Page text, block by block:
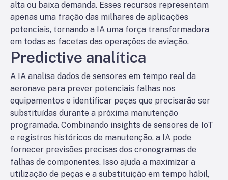
alta ou baixa demanda. Esses recursos representam
apenas uma fração das milhares de aplicações
potenciais, tornando a IA uma força transformadora
em todas as facetas das operações de aviação.
Predictive analítica
A IA analisa dados de sensores em tempo real da
aeronave para prever potenciais falhas nos
equipamentos e identificar peças que precisarão ser
substituídas durante a próxima manutenção
programada. Combinando insights de sensores de IoT
e registros históricos de manutenção, a IA pode
fornecer previsões precisas dos cronogramas de
falhas de componentes. Isso ajuda a maximizar a
utilização de peças e a substituição em tempo hábil,